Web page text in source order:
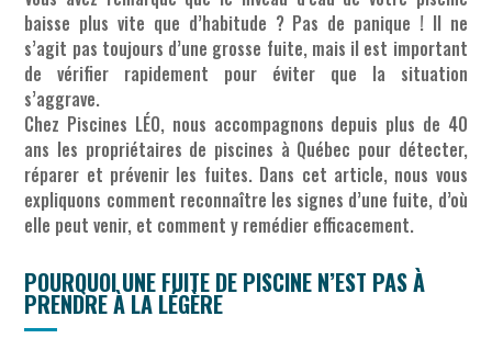
baisse plus vite que d’habitude ? Pas de panique ! Il ne
s’agit pas toujours d’une grosse fuite, mais il est important
de vérifier rapidement pour éviter que la situation
s’aggrave.
Chez Piscines LÉO, nous accompagnons depuis plus de 40
ans les propriétaires de piscines à Québec pour détecter,
réparer et prévenir les fuites. Dans cet article, nous vous
expliquons comment reconnaître les signes d’une fuite, d’où
elle peut venir, et comment y remédier efficacement.
POURQUOI UNE FUITE DE PISCINE N’EST PAS À
PRENDRE À LA LÉGÈRE